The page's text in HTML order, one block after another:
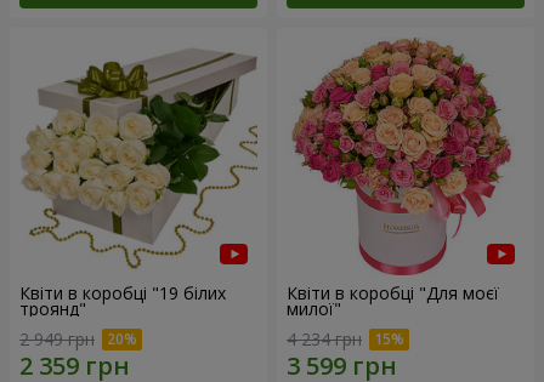
Квіти в коробці "19 білих
троянд"
2 949 грн
Квіти в коробці "Для моєї
милої"
4 234 грн